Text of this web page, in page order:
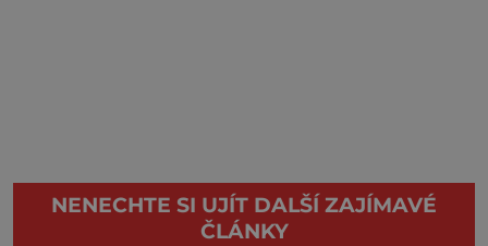
NENECHTE SI UJÍT DALŠÍ ZAJÍMAVÉ
ČLÁNKY